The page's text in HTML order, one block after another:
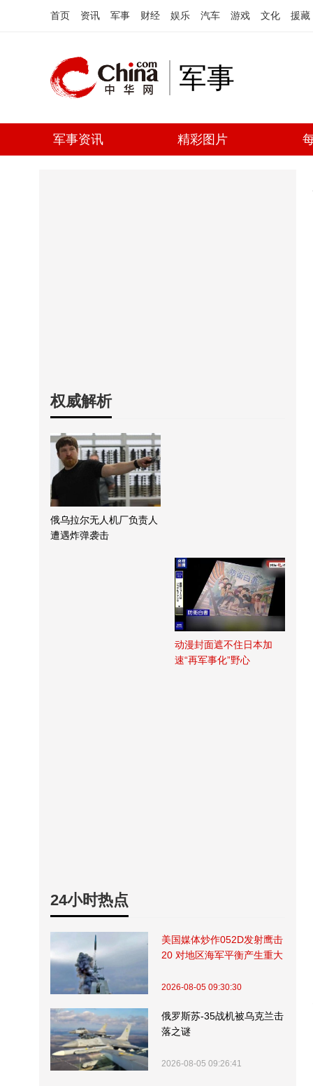
首页 资讯 军事 财经 娱乐 汽车 游戏 文化 援藏
军事
军事资讯 精彩图片
权威解析
俄乌拉尔无人机厂负责人
遭遇炸弹袭击
动漫封面遮不住日本加
速“再军事化”野心
24小时热点
美国媒体炒作052D发射鹰击
20 对地区海军平衡产生重大
2026-08-05 09:30:30
俄罗斯苏-35战机被乌克兰击
落之谜
2026-08-05 09:26:41